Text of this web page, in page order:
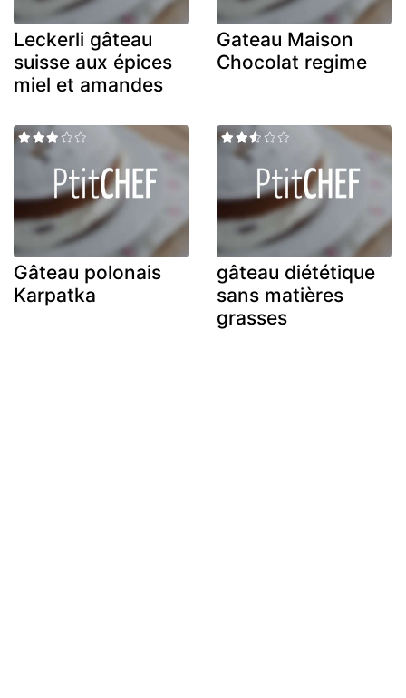
Leckerli gâteau
suisse aux épices
miel et amandes
Gateau Maison
Chocolat regime
Gâteau polonais
Karpatka
gâteau diététique
sans matières
grasses